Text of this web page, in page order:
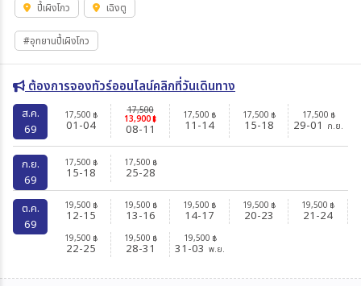
ปี้เผิงโกว เฉิงตู
#อุทยานปี้เผิงโกว
ต้องการจองทัวร์ออนไลน์คลิกที่วันเดินทาง
ส.ค.
69
17,500 ฿
01-04
17,500
13,900฿
08-11
17,500 ฿
11-14
17,500 ฿
15-18
17,500 ฿
29-01 ก.ย.
ก.ย.
69
17,500 ฿
15-18
17,500 ฿
25-28
ต.ค.
69
19,500 ฿
12-15
19,500 ฿
13-16
19,500 ฿
14-17
19,500 ฿
20-23
19,500 ฿
21-24
19,500 ฿
22-25
19,500 ฿
28-31
19,500 ฿
31-03 พ.ย.